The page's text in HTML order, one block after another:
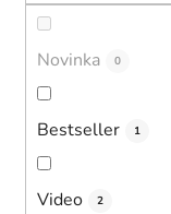
Novinka 0
Bestseller 1
Video 2